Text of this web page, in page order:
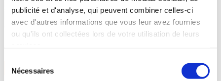
publicité et d'analyse, qui peuvent combiner celles-ci
avec d'autres informations que vous leur avez fournies
ou qu'ils ont collectées lors de votre utilisation de leurs
Nécessaires
Maintenance des conteneurs enterrés
VOIR PLUS